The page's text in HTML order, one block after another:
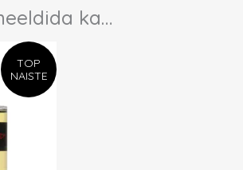
ka…
TOP
NAISTE